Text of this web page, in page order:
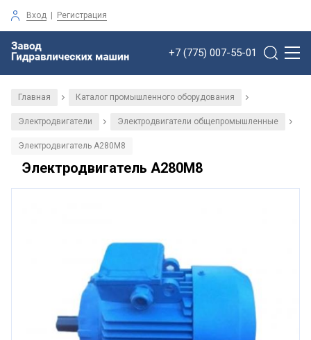
Вход | Регистрация
+7 (775) 007-55-01
Главная / Каталог промышленного оборудования /
Электродвигатели / Электродвигатели общепромышленные /
Электродвигатель А280М8
Электродвигатель А280М8